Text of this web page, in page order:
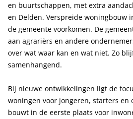
en buurtschappen, met extra
en Delden. Verspreide woningbouw
de gemeente voorkomen. De
aan agrariërs en andere
over wat waar kan en wat niet. Zo
samenhangend.
Bij nieuwe ontwikkelingen ligt de
woningen voor jongeren, starters en
bouwt in de eerste plaats voor